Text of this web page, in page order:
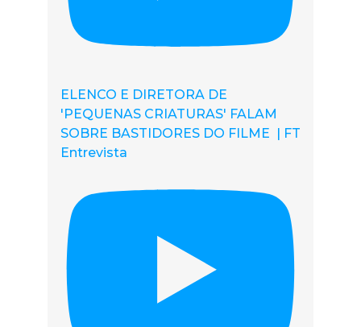
ELENCO E DIRETORA DE
'PEQUENAS CRIATURAS' FALAM
SOBRE BASTIDORES DO FILME | FT
Entrevista